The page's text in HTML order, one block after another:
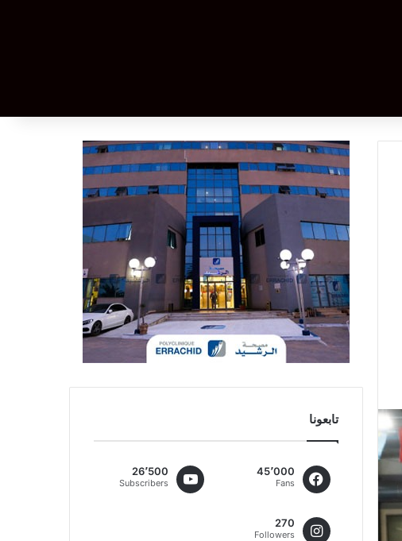
تابعونا
45٬000
Fans
26٬500
Subscribers
270
Followers